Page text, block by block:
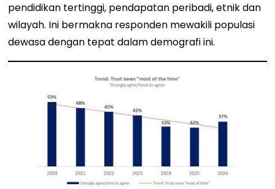
pendidikan tertinggi, pendapatan peribadi, etnik dan
wilayah. Ini bermakna responden mewakili populasi
dewasa dengan tepat dalam demografi ini.